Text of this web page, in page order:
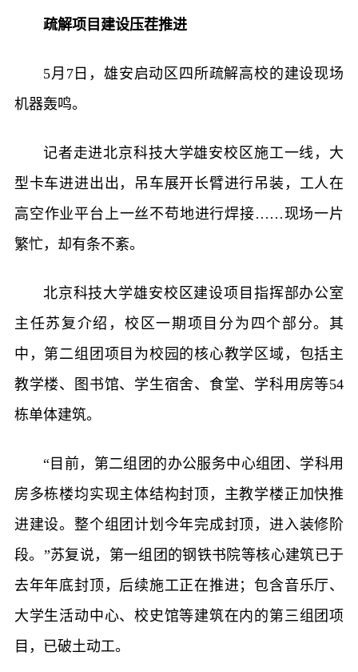
疏解项目建设压茬推进
5月7日，雄安启动区四所疏解高校的建设现场
机器轰鸣。
记者走进北京科技大学雄安校区施工一线，大
型卡车进进出出，吊车展开长臂进行吊装，工人在
高空作业平台上一丝不苟地进行焊接……现场一片
繁忙，却有条不紊。
北京科技大学雄安校区建设项目指挥部办公室
主任苏复介绍，校区一期项目分为四个部分。其
中，第二组团项目为校园的核心教学区域，包括主
教学楼、图书馆、学生宿舍、食堂、学科用房等54
栋单体建筑。
“目前，第二组团的办公服务中心组团、学科用
房多栋楼均实现主体结构封顶，主教学楼正加快推
进建设。整个组团计划今年完成封顶，进入装修阶
段。”苏复说，第一组团的钢铁书院等核心建筑已于
去年年底封顶，后续施工正在推进；包含音乐厅、
大学生活动中心、校史馆等建筑在内的第三组团项
目，已破土动工。